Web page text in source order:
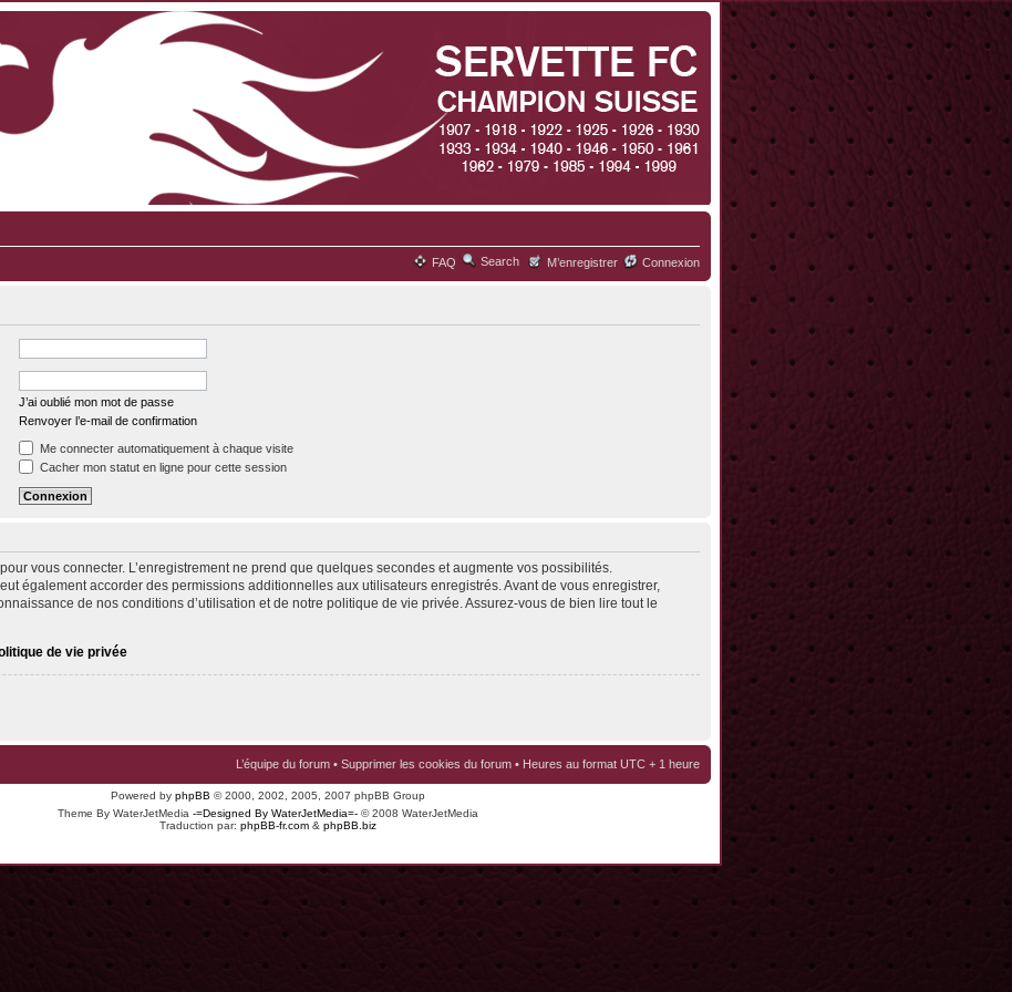
FAQ Search M’enregistrer Connexion
J’ai oublié mon mot de passe
Renvoyer l’e-mail de confirmation
Me connecter automatiquement à chaque visite
Cacher mon statut en ligne pour cette session
vous connecter. L’enregistrement ne prend que quelques secondes et augmente vos possibilités.
également accorder des permissions additionnelles aux utilisateurs enregistrés. Avant de vous enregistrer,
de nos conditions d’utilisation et de notre politique de vie privée. Assurez-vous de bien lire tout le
de vie privée
L’équipe du forum • Supprimer les cookies du forum • Heures au format UTC + 1 heure
Powered by phpBB © 2000, 2002, 2005, 2007 phpBB Group
Theme By WaterJetMedia -=Designed By WaterJetMedia=- © 2008 WaterJetMedia
Traduction par: phpBB-fr.com & phpBB.biz